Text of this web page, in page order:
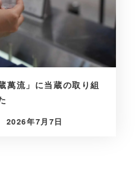
萬流」に当蔵の取り組
2026年7月7日